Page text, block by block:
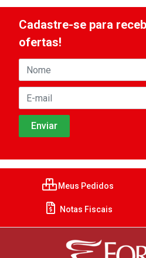
Cadastre-se para
ofertas!
Meus Pedidos
Notas Fiscais